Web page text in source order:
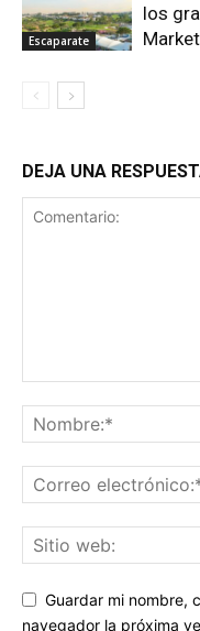
Escaparate
los
DEJA UNA
Guardar mi nombre,
navegador la próxima